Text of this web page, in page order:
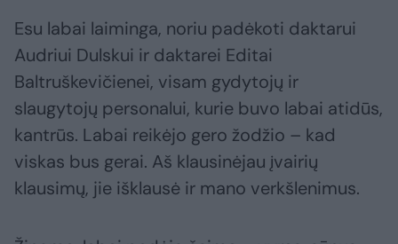
Esu labai laiminga, noriu padėkoti daktarui
Audriui Dulskui ir daktarei Editai
Baltruškevičienei, visam gydytojų ir
slaugytojų personalui, kurie buvo labai atidūs,
kantrūs. Labai reikėjo gero žodžio – kad
viskas bus gerai. Aš klausinėjau įvairių
klausimų, jie išklausė ir mano verkšlenimus.